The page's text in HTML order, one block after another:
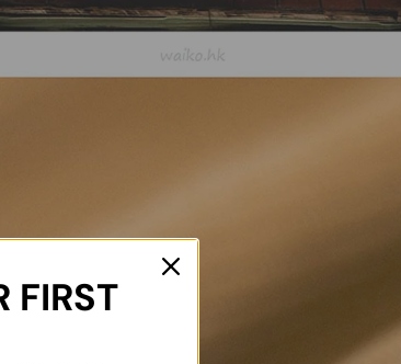
FIRST